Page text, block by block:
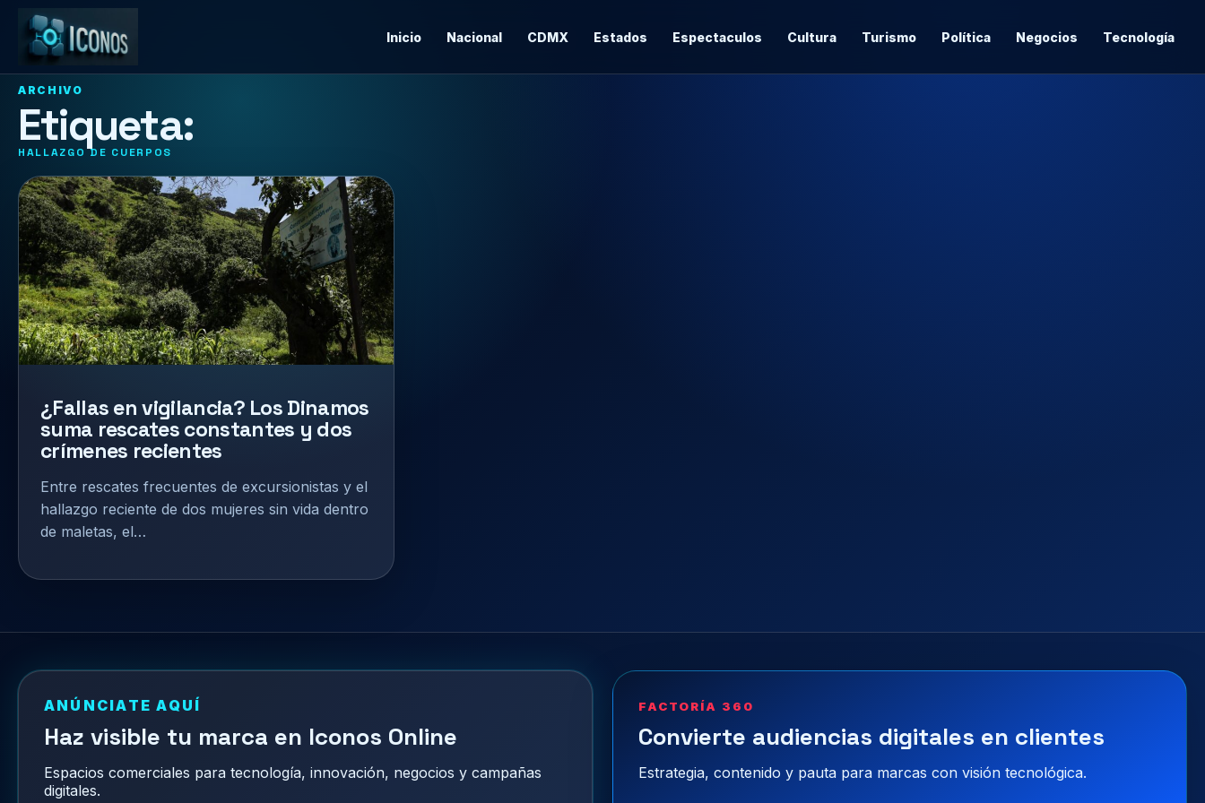
Inicio Nacional CDMX Estados Espectaculos Cultura Turismo Política Negocios Tecnología
ARCHIVO
Etiqueta:
HALLAZGO DE CUERPOS
¿Fallas en vigilancia? Los Dinamos
suma rescates constantes y dos
crímenes recientes
Entre rescates frecuentes de excursionistas y el
hallazgo reciente de dos mujeres sin vida dentro
de maletas, el…
ANÚNCIATE AQUÍ
Haz visible tu marca en Iconos Online
Espacios comerciales para tecnología, innovación, negocios y campañas
digitales.
FACTORÍA 360
Convierte audiencias digitales en clientes
Estrategia, contenido y pauta para marcas con visión tecnológica.